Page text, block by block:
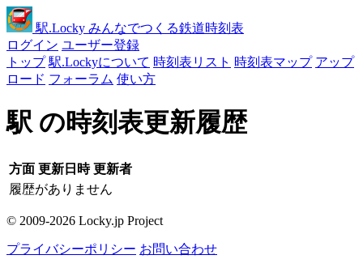
駅.Locky みんなでつくる鉄道時刻表
ログイン ユーザー登録
トップ 駅.Lockyについて 時刻表リスト 時刻表マップ アップ
ロード フォーラム 使い方
駅 の時刻表更新履歴
方面 更新日時 更新者
履歴がありません
© 2009-2026 Locky.jp Project
プライバシーポリシー お問い合わせ